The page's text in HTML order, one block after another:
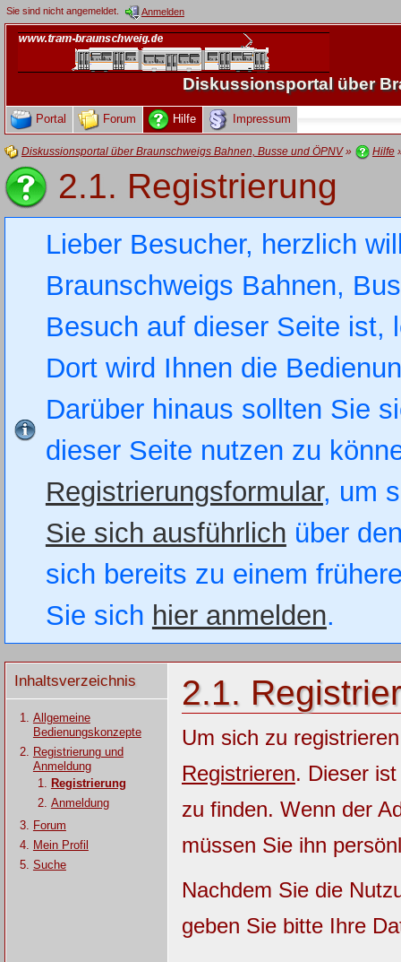
Sie sind nicht angemeldet. Anmelden
Diskussionsportal über
Portal Forum Hilfe Impressum
Diskussionsportal über Braunschweigs Bahnen, Busse und ÖPNV» Hilfe
2.1. Registrierung
Lieber Besucher, herzlich
Braunschweigs Bahnen,
Besuch auf dieser Seite
Dort wird Ihnen die
Darüber hinaus sollten Sie
dieser Seite nutzen zu
Registrierungsformular, um
Sie sich ausführlich über
sich bereits zu einem
Sie sich hier anmelden.
Inhaltsverzeichnis
Allgemeine
Bedienungskonzepte
Registrierung und
Anmeldung
Registrierung
Anmeldung
Forum
Mein Profil
Suche
2.1.
Um sich zu
Registrieren. Dieser
zu finden. Wenn der
müssen Sie ihn
Nachdem Sie die
geben Sie bitte Ihre